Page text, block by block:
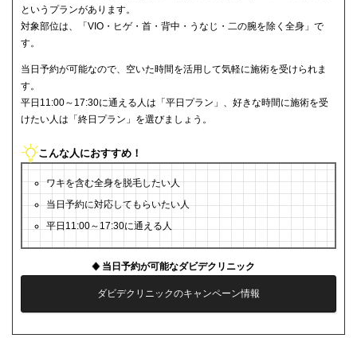
というプランがあります。
対象部位は、「VIO・ヒゲ・首・背中・うなじ・二の腕を除く全身」で
す。
当日予約が可能なので、空いた時間を活用して気軽に施術を受けられま
す。
平日11:00～17:30に通える人は「平日プラン」、好きな時間に施術を受
けたい人は「終日プラン」を選びましょう。
こんな人におすすめ！
ワキを含む全身を脱毛したい人
当日予約に対応してもらいたい人
平日11:00～17:30に通える人
当日予約が可能なダビデクリニック
ダビデクリニックのキャンペーン情報